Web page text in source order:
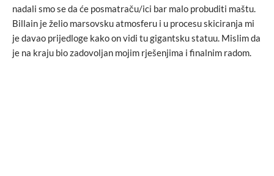
nadali smo se da će posmatraču/ici bar malo probuditi maštu.
Billain je želio marsovsku atmosferu i u procesu skiciranja mi
je davao prijedloge kako on vidi tu gigantsku statuu. Mislim da
je na kraju bio zadovoljan mojim rješenjima i finalnim radom.